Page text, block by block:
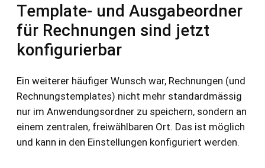
Template- und Ausgabeordner
für Rechnungen sind jetzt
konfigurierbar
Ein weiterer häufiger Wunsch war, Rechnungen (und
Rechnungstemplates) nicht mehr standardmässig
nur im Anwendungsordner zu speichern, sondern an
einem zentralen, freiwählbaren Ort. Das ist möglich
und kann in den Einstellungen konfiguriert werden.